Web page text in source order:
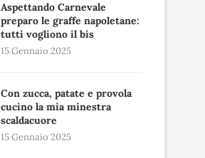
Aspettando Carnevale
preparo le graffe napoletane:
tutti vogliono il bis
15 Gennaio 2025
Con zucca, patate e provola
cucino la mia minestra
scaldacuore
15 Gennaio 2025